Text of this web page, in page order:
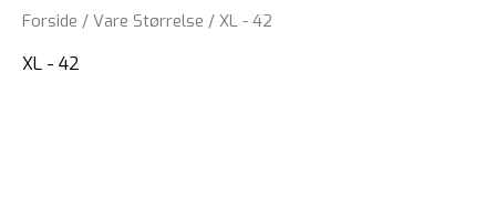
Forside / Vare Størrelse / XL - 42
XL - 42